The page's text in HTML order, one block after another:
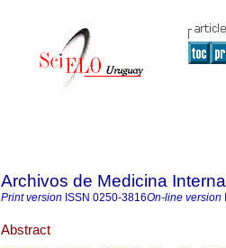
Archivos de Medicina Interna
Print version ISSN 0250-3816On-line version
Abstract